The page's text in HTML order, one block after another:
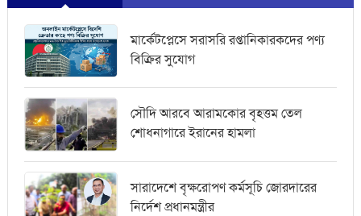
মার্কেটপ্লেসে সরাসরি রপ্তানিকারকদের পণ্য
বিক্রির সুযোগ
সৌদি আরবে আরামকোর বৃহত্তম তেল
শোধনাগারে ইরানের হামলা
সারাদেশে বৃক্ষরোপণ কর্মসূচি জোরদারের
নির্দেশ প্রধানমন্ত্রীর